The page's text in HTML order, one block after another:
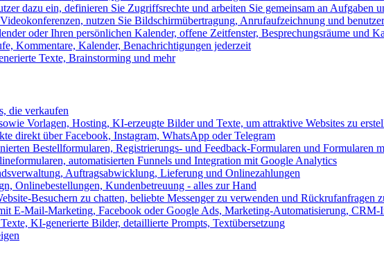
dazu ein, definieren Sie Zugriffsrechte und arbeiten Sie gemeinsam an Aufgaben
nutzen Sie Bildschirmübertragung, Anrufaufzeichnung und
oder Ihren persönlichen Kalender, offene Zeitfenster, Besprechungsräume und
Kommentare, Kalender, Benachrichtigungen jederzeit
Texte, Brainstorming und mehr
die verkaufen
Vorlagen, Hosting, KI-erzeugte Bilder und Texte, um attraktive Websites zu
direkt über Facebook, Instagram, WhatsApp oder Telegram
Bestellformularen, Registrierungs- und Feedback-Formularen und Formularen
automatisierten Funnels und Integration mit Google Analytics
Auftragsabwicklung, Lieferung und Onlinezahlungen
Onlinebestellungen, Kundenbetreuung - alles zur Hand
Besuchern zu chatten, beliebte Messenger zu verwenden und Rückrufanfragen
E-Mail-Marketing, Facebook oder Google Ads, Marketing-Automatisierung, CRM-
KI-generierte Bilder, detaillierte Prompts, Textübersetzung